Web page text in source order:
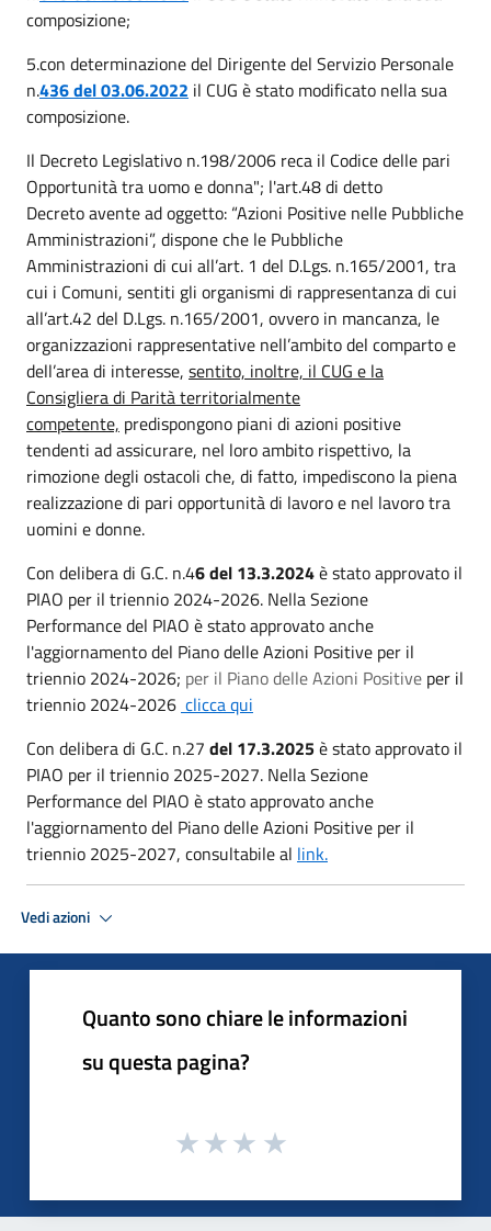
composizione;
5.con determinazione del Dirigente del Servizio Personale
n.436 del 03.06.2022 il CUG è stato modificato nella sua
composizione.
Il Decreto Legislativo n.198/2006 reca il Codice delle pari
Opportunità tra uomo e donna"; l'art.48 di detto
Decreto avente ad oggetto: “Azioni Positive nelle Pubbliche
Amministrazioni”, dispone che le Pubbliche
Amministrazioni di cui all’art. 1 del D.Lgs. n.165/2001, tra
cui i Comuni, sentiti gli organismi di rappresentanza di cui
all’art.42 del D.Lgs. n.165/2001, ovvero in mancanza, le
organizzazioni rappresentative nell’ambito del comparto e
dell’area di interesse, sentito, inoltre, il CUG e la
Consigliera di Parità territorialmente
competente, predispongono piani di azioni positive
tendenti ad assicurare, nel loro ambito rispettivo, la
rimozione degli ostacoli che, di fatto, impediscono la piena
realizzazione di pari opportunità di lavoro e nel lavoro tra
uomini e donne.
Con delibera di G.C. n.46 del 13.3.2024è stato approvato il
PIAO per il triennio 2024-2026. Nella Sezione
Performance del PIAO è stato approvato anche
l'aggiornamento del Piano delle Azioni Positive per il
triennio 2024-2026; per il Piano delle Azioni Positive per il
triennio 2024-2026 clicca qui
Con delibera di G.C. n.27 del 17.3.2025è stato approvato il
PIAO per il triennio 2025-2027. Nella Sezione
Performance del PIAO è stato approvato anche
l'aggiornamento del Piano delle Azioni Positive per il
triennio 2025-2027, consultabile al link.
Vedi azioni
Quanto sono chiare le informazioni
su questa pagina?